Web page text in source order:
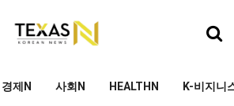
경제N 사회N HEALTHN K-비지니